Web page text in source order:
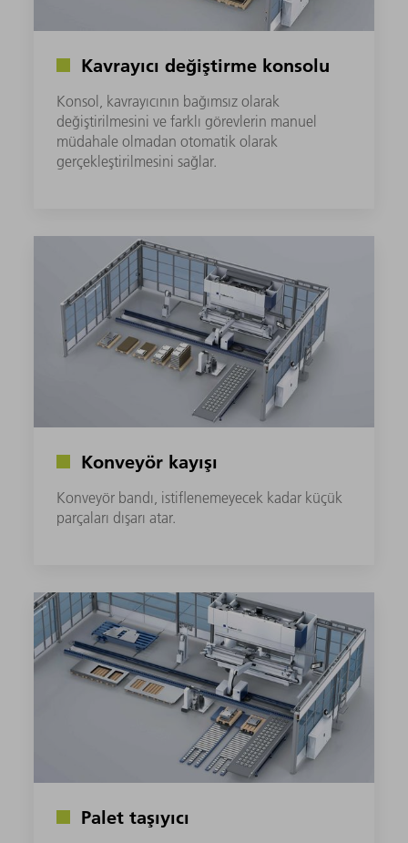
Kavrayıcı değiştirme konsolu
Konsol, kavrayıcının bağımsız olarak
değiştirilmesini ve farklı görevlerin manuel
müdahale olmadan otomatik olarak
gerçekleştirilmesini sağlar.
Konveyör kayışı
Konveyör bandı, istiflenemeyecek kadar küçük
parçaları dışarı atar.
Palet taşıyıcı